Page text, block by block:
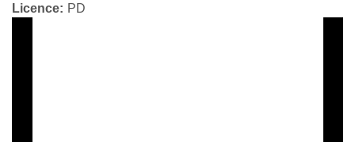
Licence
PD